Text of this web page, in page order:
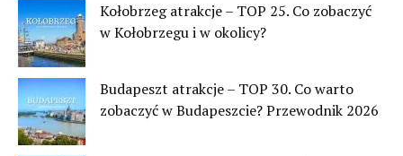
Kołobrzeg atrakcje – TOP 25. Co zobaczyć
w Kołobrzegu i w okolicy?
Budapeszt atrakcje – TOP 30. Co warto
zobaczyć w Budapeszcie? Przewodnik 2026